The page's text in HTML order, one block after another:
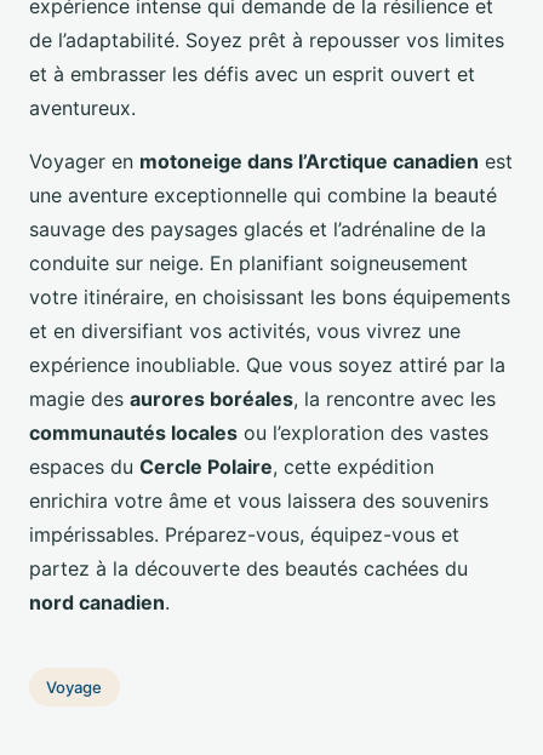
expérience intense qui demande de la résilience et
de l’adaptabilité. Soyez prêt à repousser vos limites
et à embrasser les défis avec un esprit ouvert et
aventureux.
Voyager en motoneige dans l’Arctique canadien est
une aventure exceptionnelle qui combine la beauté
sauvage des paysages glacés et l’adrénaline de la
conduite sur neige. En planifiant soigneusement
votre itinéraire, en choisissant les bons équipements
et en diversifiant vos activités, vous vivrez une
expérience inoubliable. Que vous soyez attiré par la
magie des aurores boréales, la rencontre avec les
communautés locales ou l’exploration des vastes
espaces du Cercle Polaire, cette expédition
enrichira votre âme et vous laissera des souvenirs
impérissables. Préparez-vous, équipez-vous et
partez à la découverte des beautés cachées du
nord canadien.
Voyage